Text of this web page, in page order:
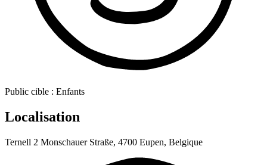
Public cible : Enfants
Localisation
Ternell 2 Monschauer Straße, 4700 Eupen, Belgique